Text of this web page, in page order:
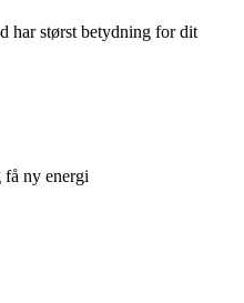
har størst betydning for dit
få ny energi